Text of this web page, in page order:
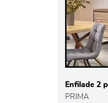
Enfilade 2
PRIMA